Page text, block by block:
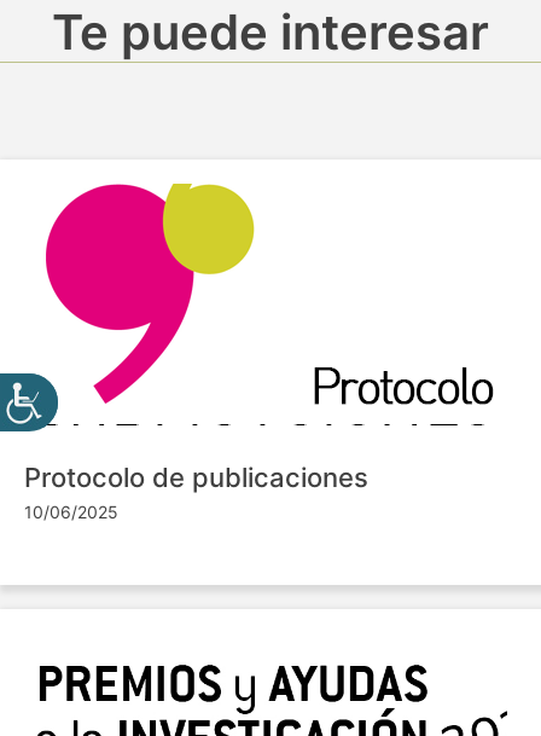
Te puede interesar
Protocolo de publicaciones
10/06/2025